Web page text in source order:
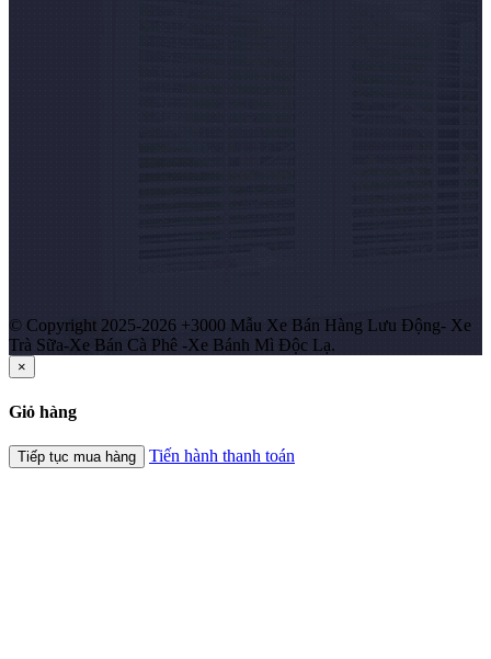
© Copyright 2025-2026 +3000 Mẫu Xe Bán Hàng Lưu Động- Xe
Trà Sữa-Xe Bán Cà Phê -Xe Bánh Mì Độc Lạ.
×
Giỏ hàng
Tiếp tục mua hàng Tiến hành thanh toán